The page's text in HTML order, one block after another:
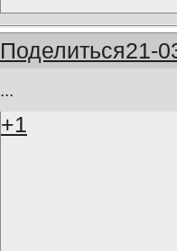
Поделиться21-
...
+1